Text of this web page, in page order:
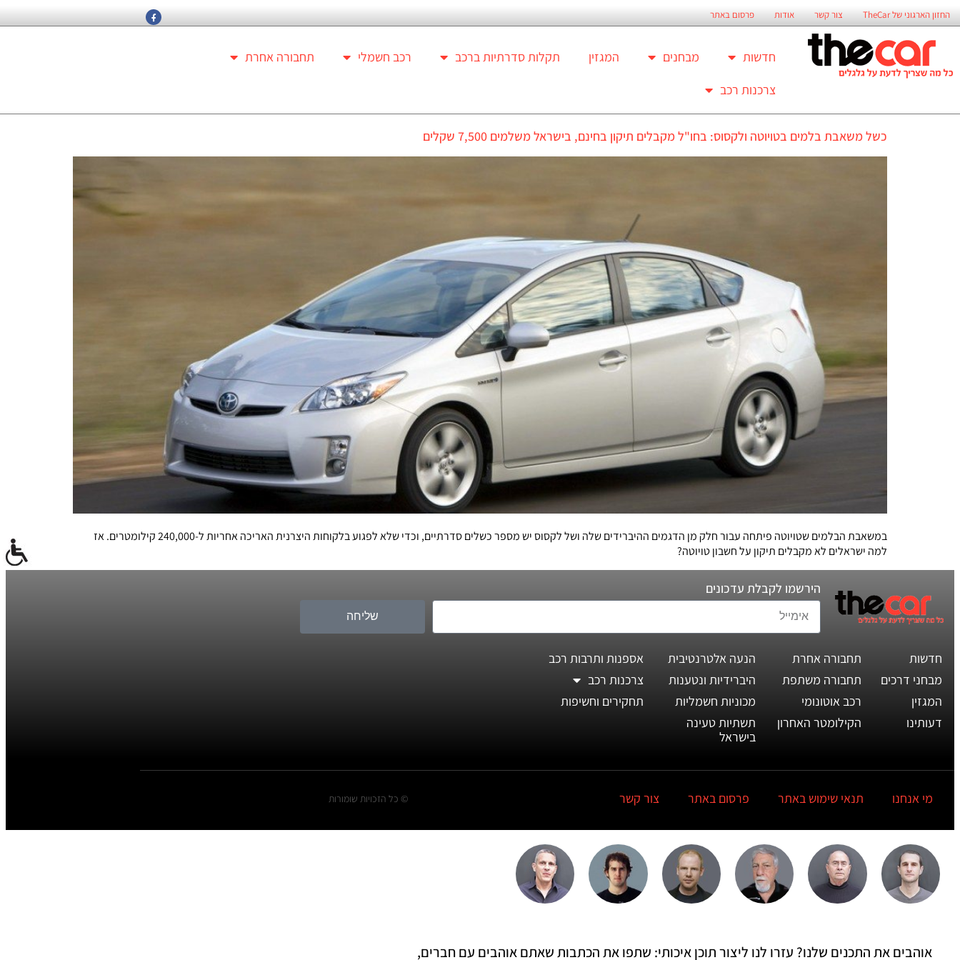
החזון הארגוני של TheCar צור קשר אודות פרסום באתר
חדשות מבחנים המגזין תקלות סדרתיות ברכב רכב חשמלי
תחבורה אחרת
צרכנות רכב
כשל משאבת בלמים בטויוטה ולקסוס: בחו"ל מקבלים תיקון בחינם, בישראל משלמים 7,500 שקלים
במשאבת הבלמים שטויוטה פיתחה עבור חלק מן הדגמים ההיברידים שלה ושל לקסוס יש מספר כשלים סדרתיים, וכדי שלא לפגוע בלקוחות היצרנית האריכה אחריות ל-240,000 קילומטרים. אז
למה ישראלים לא מקבלים תיקון על חשבון טויוטה?
הירשמו לקבלת עדכונים
שליחה
חדשות
מבחני דרכים
המגזין
דעותינו
תחבורה אחרת
תחבורה משתפת
רכב אוטונומי
הקילומטר האחרון
הנעה אלטרנטיבית
היברידיות ונטענות
מכוניות חשמליות
תשתיות טעינה
בישראל
אספנות ותרבות רכב
צרכנות רכב
תחקירים וחשיפות
מי אנחנו תנאי שימוש באתר פרסום באתר צור קשר © כל הזכויות שומורות
אוהבים את התכנים שלנו? עזרו לנו ליצור תוכן איכותי: שתפו את הכתבות שאתם אוהבים עם חברים,